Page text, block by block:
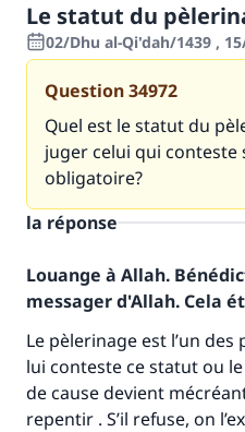
Le statut du
02/Dhu al-Qi'dah/1439 ,
Question34972
Quel est le statut du
juger celui qui conteste
obligatoire?
la réponse
Louange à Allah.
messager d'Allah. Cela
Le pèlerinage est l’un des
lui conteste ce statut ou
de cause devient
repentir . S’il refuse, on